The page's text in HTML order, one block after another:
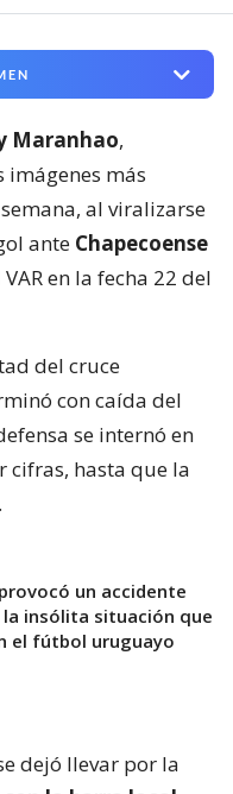
Maranhao,
más
al viralizarse
ante Chapecoense
en la fecha 22 del
del cruce
con caída del
se internó en
cifras, hasta que la
un accidente
la insólita situación que
el fútbol uruguayo
dejó llevar por la